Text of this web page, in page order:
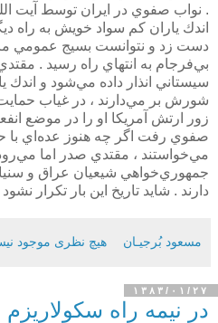
. نواب صفوي در ايران توسط آيت
اندك ياران كم سواد خويش به راه
دست زد و نتوانست بسيج عمومي
بي‌فرجام به انتهاي راه رسيد .
سيستاني انذار داده مي‌شود و اندك
شورش بر مي‌دارند ، در غياب
زور ارتش آمريكا او را در موضع
صفوي رفت اگر چه هنوز عده‌اي با
مي‌خواستند ، مقتدي صدر اما
جمهوري‌خواهي شيعيان عراق و
دارند . شايد تاريخ اين‌ بار تكرار نشود
مسعود بُرجيـان هیچ نظری موجود
۱۳۸۳/۰۱/۲۷
در نيمه راه سكولاريزم